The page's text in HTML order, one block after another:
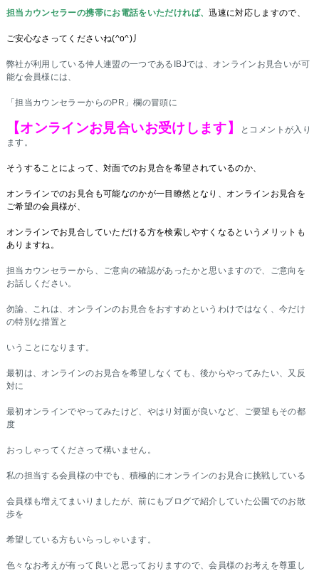
担当カウンセラーの携帯にお電話をいただければ、迅速に対応しますので、
ご安心なさってくださいね(^o^)丿
弊社が利用している仲人連盟の一つであるIBJでは、オンラインお見合いが可
能な会員様には、
「担当カウンセラーからのPR」欄の冒頭に
【オンラインお見合いお受けします】
とコメントが入り
ます。
そうすることによって、対面でのお見合を希望されているのか、
オンラインでのお見合も可能なのかが一目瞭然となり、オンラインお見合を
ご希望の会員様が、
オンラインでお見合していただける方を検索しやすくなるというメリットも
ありますね。
担当カウンセラーから、ご意向の確認があったかと思いますので、ご意向を
お話しください。
勿論、これは、オンラインのお見合をおすすめというわけではなく、今だけ
の特別な措置と
いうことになります。
最初は、オンラインのお見合を希望しなくても、後からやってみたい、又反
対に
最初オンラインでやってみたけど、やはり対面が良いなど、ご要望もその都
度
おっしゃってくださって構いません。
私の担当する会員様の中でも、積極的にオンラインのお見合に挑戦している
会員様も増えてまいりましたが、前にもブログで紹介していた公園でのお散
歩を
希望している方もいらっしゃいます。
色々なお考えが有って良いと思っておりますので、会員様のお考えを尊重し